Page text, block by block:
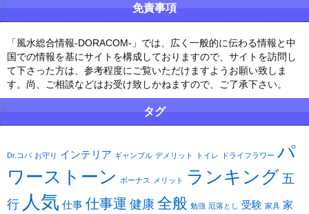
免責事項
「風水総合情報-DORACOM-」では、広く一般的に伝わる情報と中
国での情報を基にサイトを構成しておりますので、サイトを訪問し
て下さった方は、参考程度にご覧いただけますようお願い致しま
す。尚、ご相談などはお受け致しかねますので、ご了承下さい。
タグ
Dr.コパ お守り インテリア ギャンブル デメリット トイレ ドライフラワー パ
ワーストーン
ボーナス メリット ランキング 五
行 人気 仕事 仕事運 健康 全般 勉強 厄落とし 受験 家具 家